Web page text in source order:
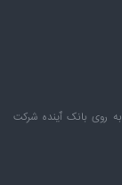
روی بانک ٱینده شرکت